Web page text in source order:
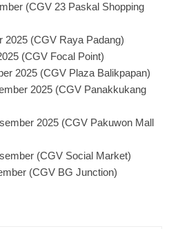
(CGV 23 Paskal Shopping
2025 (CGV Raya Padang)
(CGV Focal Point)
2025 (CGV Plaza Balikpapan)
2025 (CGV Panakkukang
2025 (CGV Pakuwon Mall
(CGV Social Market)
(CGV BG Junction)